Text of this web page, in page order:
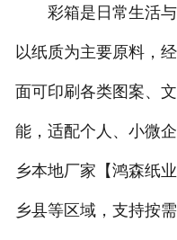
彩箱是日常生活与
以纸质为主要原料，
面可印刷各类图案、
能，适配个人、小微
乡本地厂家【鸿森纸
乡县等区域，支持按